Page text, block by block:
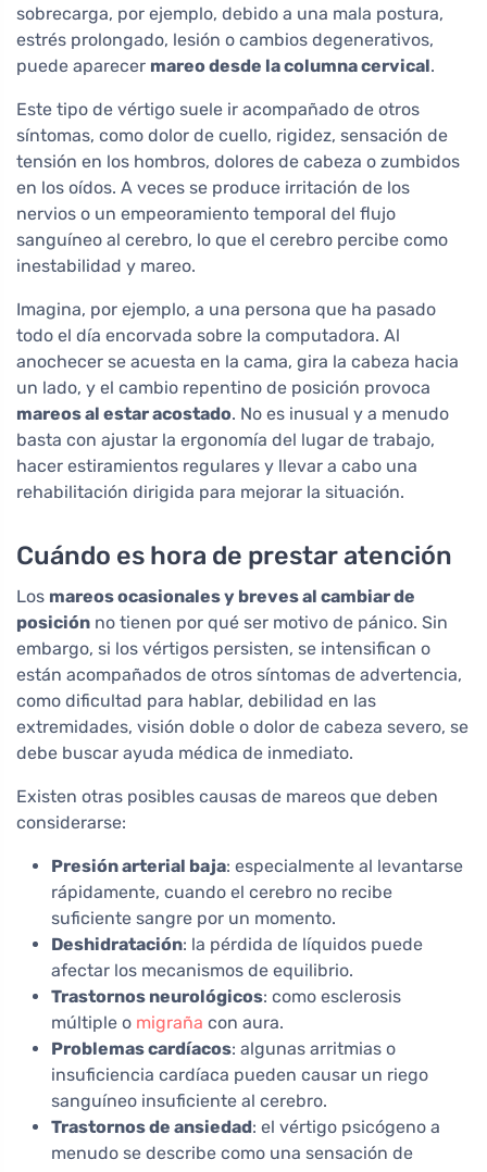
sobrecarga, por ejemplo, debido a una mala postura,
estrés prolongado, lesión o cambios degenerativos,
puede aparecer mareo desde la columna cervical.
Este tipo de vértigo suele ir acompañado de otros
síntomas, como dolor de cuello, rigidez, sensación de
tensión en los hombros, dolores de cabeza o zumbidos
en los oídos. A veces se produce irritación de los
nervios o un empeoramiento temporal del flujo
sanguíneo al cerebro, lo que el cerebro percibe como
inestabilidad y mareo.
Imagina, por ejemplo, a una persona que ha pasado
todo el día encorvada sobre la computadora. Al
anochecer se acuesta en la cama, gira la cabeza hacia
un lado, y el cambio repentino de posición provoca
mareos al estar acostado. No es inusual y a menudo
basta con ajustar la ergonomía del lugar de trabajo,
hacer estiramientos regulares y llevar a cabo una
rehabilitación dirigida para mejorar la situación.
Cuándo es hora de prestar atención
Los mareos ocasionales y breves al cambiar de
posición no tienen por qué ser motivo de pánico. Sin
embargo, si los vértigos persisten, se intensifican o
están acompañados de otros síntomas de advertencia,
como dificultad para hablar, debilidad en las
extremidades, visión doble o dolor de cabeza severo, se
debe buscar ayuda médica de inmediato.
Existen otras posibles causas de mareos que deben
considerarse:
Presión arterial baja: especialmente al levantarse
rápidamente, cuando el cerebro no recibe
suficiente sangre por un momento.
Deshidratación: la pérdida de líquidos puede
afectar los mecanismos de equilibrio.
Trastornos neurológicos: como esclerosis
múltiple o migraña con aura.
Problemas cardíacos: algunas arritmias o
insuficiencia cardíaca pueden causar un riego
sanguíneo insuficiente al cerebro.
Trastornos de ansiedad: el vértigo psicógeno a
menudo se describe como una sensación de